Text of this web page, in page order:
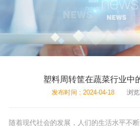
塑料周转筐在蔬菜行业中
发布时间 : 2024-04-18 浏
随着现代社会的发展，人们的生活水平不